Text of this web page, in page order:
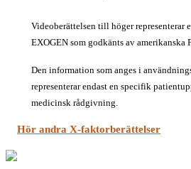
Videoberättelsen till höger
EXOGEN som godkänts av amerikanska
Den information som anges i
representerar endast en specifik
medicinsk rådgivning.
Hör andra X-faktorberättelser